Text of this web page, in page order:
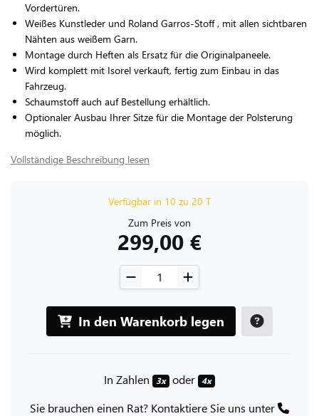
Vordertüren.
Weißes Kunstleder und Roland Garros-Stoff , mit allen sichtbaren
Nähten aus weißem Garn.
Montage durch Heften als Ersatz für die Originalpaneele.
Wird komplett mit Isorel verkauft, fertig zum Einbau in das
Fahrzeug.
Schaumstoff auch auf Bestellung erhältlich.
Optionaler Ausbau Ihrer Sitze für die Montage der Polsterung
möglich.
Vollständige Beschreibung lesen
Verfügbar in 10 zu 20 T
Zum Preis von
299,00 €
In den Warenkorb legen
In Zahlen 3x oder 4x
Sie brauchen einen Rat? Kontaktiere Sie uns unter